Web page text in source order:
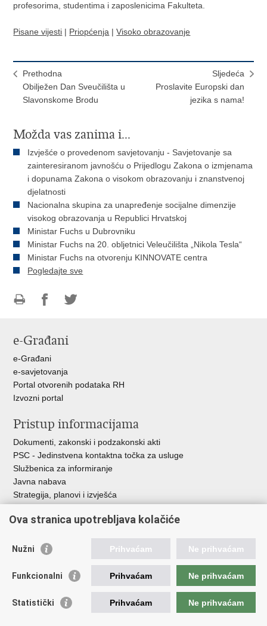
profesorima, studentima i zaposlenicima Fakulteta.
Pisane vijesti | Priopćenja |Visoko obrazovanje
Prethodna
Obilježen Dan Sveučilišta u
Slavonskome Brodu
Sljedeća
Proslavite Europski dan
jezika s nama!
Možda vas zanima i...
Izvješće o provedenom savjetovanju - Savjetovanje sa
zainteresiranom javnošću o Prijedlogu Zakona o izmjenama
i dopunama Zakona o visokom obrazovanju i znanstvenoj
djelatnosti
Nacionalna skupina za unapređenje socijalne dimenzije
visokog obrazovanja u Republici Hrvatskoj
Ministar Fuchs u Dubrovniku
Ministar Fuchs na 20. obljetnici Veleučilišta „Nikola Tesla“
Ministar Fuchs na otvorenju KINNOVATE centra
Pogledajte sve
FacebookuTwitteru
e-Građani
e-Građani
e-savjetovanja
Portal otvorenih podataka RH
Izvozni portal
Pristup informacijama
Dokumenti, zakonski i podzakonski akti
PSC - Jedinstvena kontaktna točka za usluge
Službenica za informiranje
Javna nabava
Strategija, planovi i izvješća
Vlada RH
ASOO
Ova stranica upotrebljava kolačiće
Nužni Prihvaćam Ne prihvaćam
Funkcionalni Prihvaćam Ne prihvaćam
Statistički Prihvaćam Ne prihvaćam